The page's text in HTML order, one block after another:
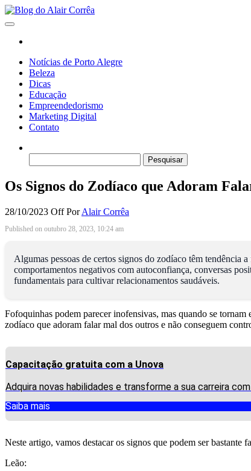
Skip
to
content
Notícias de Porto Alegre
Beleza
Dicas
Educação
Empreendedorismo
Marketing Digital
Contato
por:
Os Signos do Zodíaco que Adoram
28/10/2023 OffPor Alair Corrêa
Published on outubro 28, 2023, 10:24 am
Algumas pessoas de certos signos do zodíaco têm tendência
comportamentos negativos com autoconfiança, conversas
fundamentais para cultivar relacionamentos saudáveis.
Fofoquinhas podem parecer inofensivas, mas quando se
zodíaco que adoram falar mal dos outros e não conseguem
Capacitação gratuita com a Unova
Adquira novas habilidades e transforme a sua carreira
Saiba mais
Neste artigo, vamos destacar os signos que podem ser bastante
Leão: